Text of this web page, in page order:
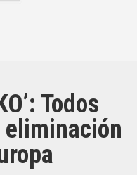
Todos
eliminación